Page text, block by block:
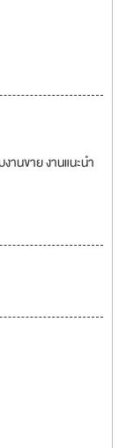
านขาย งานแนะนำ